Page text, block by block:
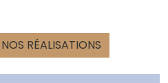
RÉALISATIONS